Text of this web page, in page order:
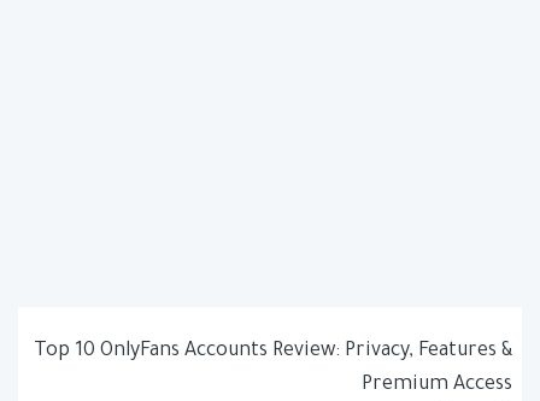
Top 10 OnlyFans Accounts Review: Privacy, Features &
Premium Access